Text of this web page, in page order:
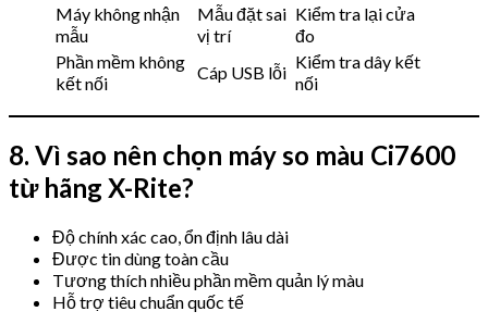
Máy không nhận
mẫu
Mẫu đặt sai
vị trí
Kiểm tra lại cửa
đo
Phần mềm không
kết nối
Cáp USB lỗi
Kiểm tra dây kết
nối
8. Vì sao nên chọn máy so màu Ci7600
từ hãng X-Rite?
Độ chính xác cao, ổn định lâu dài
Được tin dùng toàn cầu
Tương thích nhiều phần mềm quản lý màu
Hỗ trợ tiêu chuẩn quốc tế